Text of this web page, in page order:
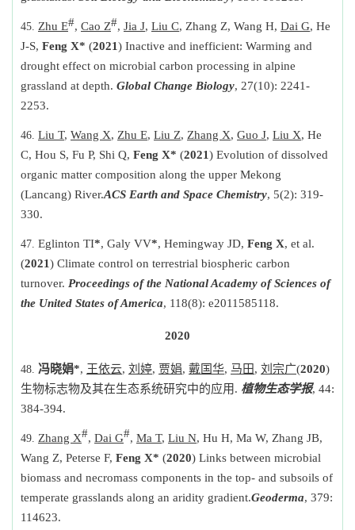
Zhu E#, Cao Z#, Jia J, Liu C, Zhang Z, Wang H, Dai G, He
J-S, Feng X* (2021) Inactive and inefficient: Warming and
drought effect on microbial carbon processing in alpine
grassland at depth. Global Change Biology, 27(10): 2241-
2253.
Liu T, Wang X, Zhu E, Liu Z, Zhang X, Guo J, Liu X, He
C, Hou S, Fu P, Shi Q, Feng X* (2021) Evolution of dissolved
organic matter composition along the upper Mekong
(Lancang) River.ACS Earth and Space Chemistry, 5(2): 319-
330.
Eglinton TI*, Galy VV*, Hemingway JD, Feng X, et al.
(2021) Climate control on terrestrial biospheric carbon
turnover. Proceedings of the National Academy of Sciences of
the United States of America, 118(8): e2011585118.
2020
冯晓娟*, 王依云, 刘婷, 贾娟, 戴国华, 马田, 刘宗广(2020)
生物标志物及其在生态系统研究中的应用. 植物生态学报, 44:
384-394.
Zhang X#, Dai G#, Ma T, Liu N, Hu H, Ma W, Zhang JB,
Wang Z, Peterse F, Feng X* (2020) Links between microbial
biomass and necromass components in the top- and subsoils of
temperate grasslands along an aridity gradient.Geoderma, 379:
114623.